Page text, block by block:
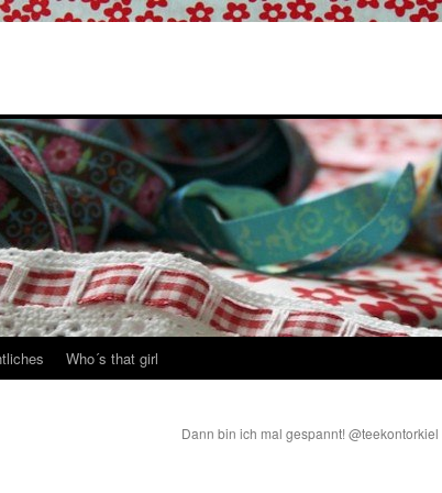
Who´s that girl
Dann bin ich mal gespannt! @teekontorkiel